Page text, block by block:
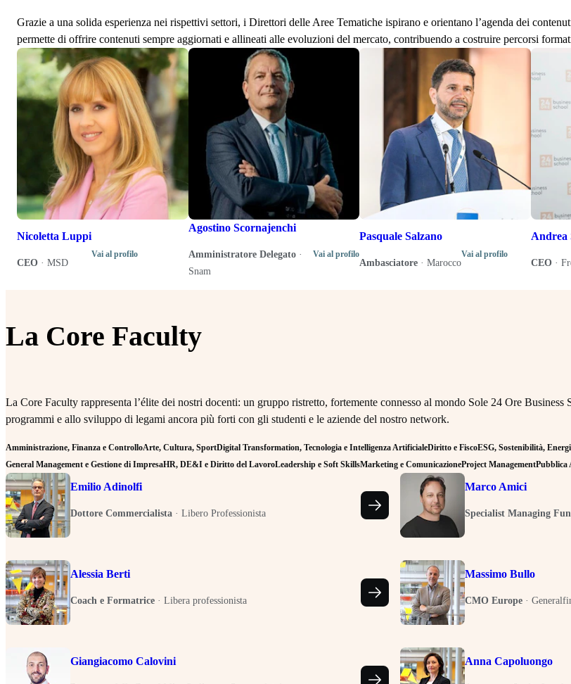
Grazie a una solida esperienza nei rispettivi settori, i Direttori delle Aree Tematiche ispirano e orientano l’agenda dei
permette di offrire contenuti sempre aggiornati e allineati alle evoluzioni del mercato, contribuendo a costruire percorsi
Nicoletta Luppi
CEO · MSD
Vai al profilo
Agostino Scornajenchi
Amministratore Delegato ·
Snam
Vai al profilo
Pasquale Salzano
Ambasciatore · Marocco
Vai al profilo
Andrea
CEO ·
La Core Faculty
La Core Faculty rappresenta l’élite dei nostri docenti: un gruppo ristretto, fortemente connesso al mondo Sole 24 Ore Business
programmi e allo sviluppo di legami ancora più forti con gli studenti e le aziende del nostro network.
Amministrazione, Finanza e ControlloArte, Cultura, SportDigital Transformation, Tecnologia e Intelligenza ArtificialeDiritto e FiscoESG, Sostenibilità,
General Management e Gestione di ImpresaHR, DE&I e Diritto del LavoroLeadership e Soft SkillsMarketing e ComunicazioneProject ManagementPubblica
Emilio Adinolfi
Dottore Commercialista · Libero Professionista
Marco Amici
Specialist Managing
Alessia Berti
Coach e Formatrice · Libera professionista
Massimo Bullo
CMO Europe ·
Giangiacomo Calovini Anna Capoluongo